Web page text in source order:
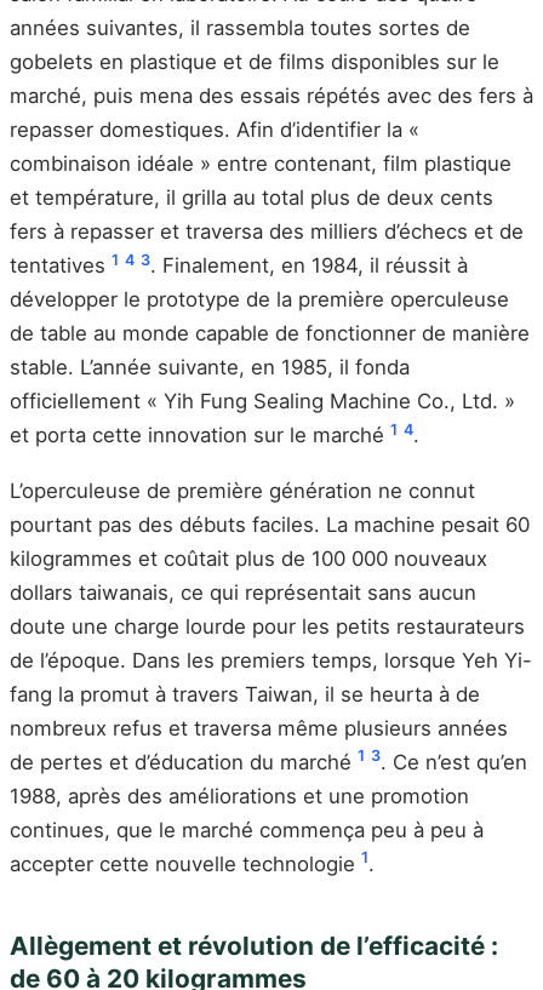
années suivantes, il rassembla toutes sortes de
gobelets en plastique et de films disponibles sur le
marché, puis mena des essais répétés avec des fers à
repasser domestiques. Afin d’identifier la «
combinaison idéale » entre contenant, film plastique
et température, il grilla au total plus de deux cents
fers à repasser et traversa des milliers d’échecs et de
tentatives 1 4 3. Finalement, en 1984, il réussit à
développer le prototype de la première operculeuse
de table au monde capable de fonctionner de manière
stable. L’année suivante, en 1985, il fonda
officiellement « Yih Fung Sealing Machine Co., Ltd. »
et porta cette innovation sur le marché 1 4.
L’operculeuse de première génération ne connut
pourtant pas des débuts faciles. La machine pesait 60
kilogrammes et coûtait plus de 100 000 nouveaux
dollars taiwanais, ce qui représentait sans aucun
doute une charge lourde pour les petits restaurateurs
de l’époque. Dans les premiers temps, lorsque Yeh Yi-
fang la promut à travers Taiwan, il se heurta à de
nombreux refus et traversa même plusieurs années
de pertes et d’éducation du marché 1 3. Ce n’est qu’en
1988, après des améliorations et une promotion
continues, que le marché commença peu à peu à
accepter cette nouvelle technologie 1.
Allègement et révolution de l’efficacité :
de 60 à 20 kilogrammes